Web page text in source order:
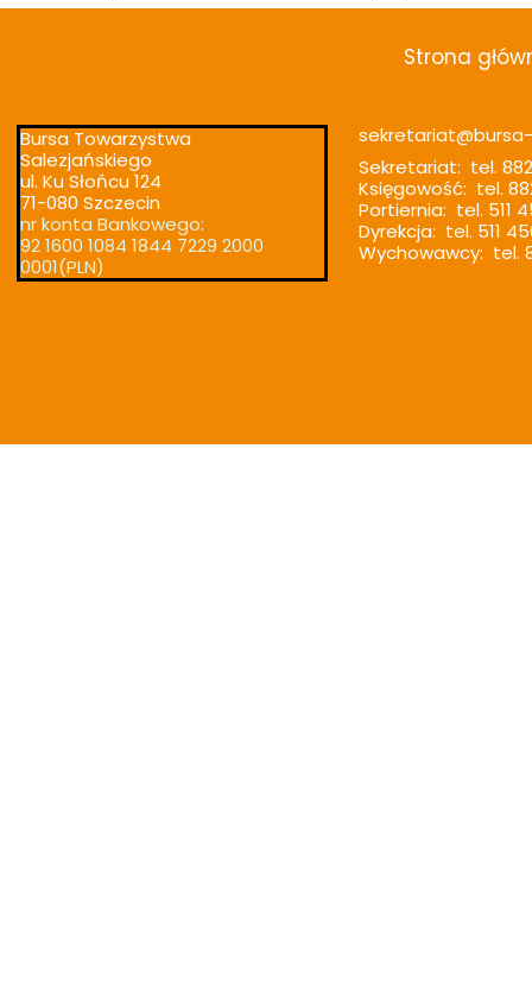
Strona
Bursa Towarzystwa
Salezjańskiego
ul. Ku Słońcu 124
71-080 Szczecin
nr konta Bankowego:
92 1600 1084 1844 7229 2000
0001(PLN)
Sekretariat: tel.
Księgowość: tel.
Portiernia: tel. 511
Dyrekcja: tel. 511
Wychowawcy: tel.